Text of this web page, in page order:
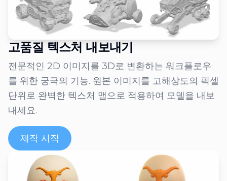
고품질 텍스처 내보내기
전문적인 2D 이미지를 3D로 변환하는 워크플로우
를 위한 궁극의 기능. 원본 이미지를 고해상도의 픽셀
단위로 완벽한 텍스처 맵으로 적용하여 모델을 내보
내세요.
제작 시작